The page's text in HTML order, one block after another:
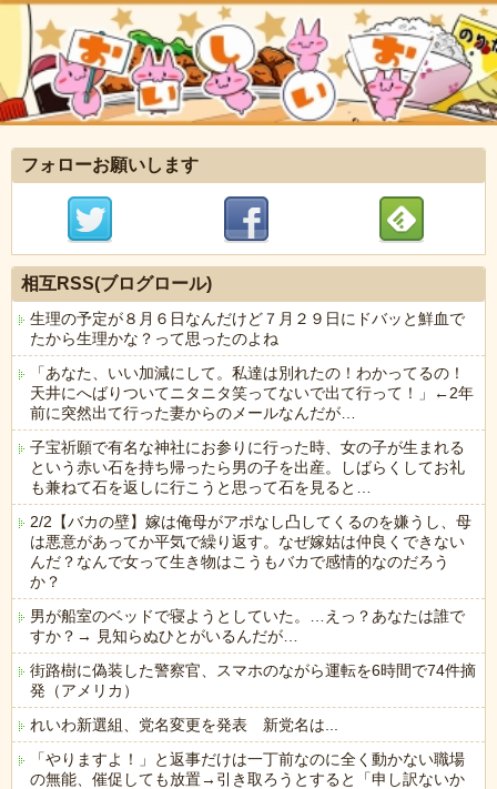
フォローお願いします
相互RSS(ブログロール)
生理の予定が８月６日なんだけど７月２９日にドバッと鮮血で
たから生理かな？って思ったのよね
「あなた、いい加減にして。私達は別れたの！わかってるの！
天井にへばりついてニタニタ笑ってないで出て行って！」←2年
前に突然出て行った妻からのメールなんだが…
子宝祈願で有名な神社にお参りに行った時、女の子が生まれる
という赤い石を持ち帰ったら男の子を出産。しばらくしてお礼
も兼ねて石を返しに行こうと思って石を見ると…
2/2【バカの壁】嫁は俺母がアポなし凸してくるのを嫌うし、母
は悪意があってか平気で繰り返す。なぜ嫁姑は仲良くできない
んだ？なんで女って生き物はこうもバカで感情的なのだろう
か？
男が船室のベッドで寝ようとしていた。…えっ？あなたは誰で
すか？→ 見知らぬひとがいるんだが…
街路樹に偽装した警察官、スマホのながら運転を6時間で74件摘
発（アメリカ）
れいわ新選組、党名変更を発表 新党名は...
「やりますよ！」と返事だけは一丁前なのに全く動かない職場
の無能、催促しても放置→引き取ろうとすると「申し訳ないか